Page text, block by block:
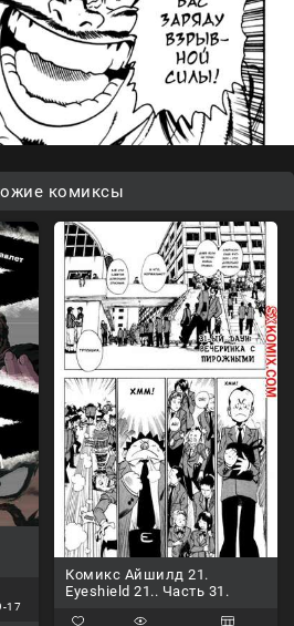
комиксы
17
Комикс Айшилд 21.
Eyeshield 21.. Часть 31.